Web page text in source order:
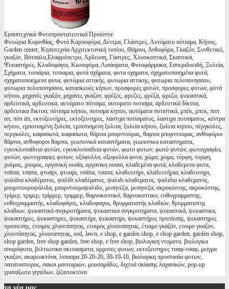
Ερασιτεχνικά Φυτοπροστατευτικά Προιόντα
Φυτώρια Κορινθίας, Φυτά Καρποφόρα, Δέντρα, Γλάστρες, Αυτόματο πότισμα, Κήπος,
Garden center, Κηποτεχνία Αρχιτεκτονική τοπίου, Θάμνοι, Ανθοφόρα, Γκαζόν, Συνθετικό,
γκαζόν, Βότσαλα,Ελαφρόπετρα, Αρδευση, Γάστρες, Χλοοκοπτικά, Σκαπτικά,
Ψεκαστήρες, Κλαδοφάγοι, Κωνοφόρα, Λιπάσματα, Φυτοφάρμακα, Εσπεριδοειδή, Ξυλεία,
Σχήματα, τοπιάρια, τοπιαρια, φυτά σχήματα, φυτα σχηματα, σχηματοποιημένα φυτά,
σχηματοποιημενα φυτα, φυτώρια αττικής, φυτωρια αττικης, φυτωρια πελοπονησσου,
φυτωρια πελοπονησσου, κατασκευές κήπων, προσφορές φυτών, προσφορες φυτων, φυτά
κήπου, μηχανές γκαζόν, μηχανες γκαζον, φρέζες, φρεζες, φρέζα, φρεζα, ψεκαστικά,
αρδευτικά, αρδευτικα, αυτόματο πότισμα, αυτοματο ποτισμα, αρδευτικά δίκτυα,
αρδευτικα δικτυα, πότισμα κήπου, ποτισμα κηπου, αυτόματα ποτιστικά, μπέκ, μπεκ, ποπ
απ, πόπ άπ, εκτοξευτήρες, εκτοξευτηρες, λάστιχα ποτίσματος, λαστιχα ποτισματος, κέντρα
κήπου, εμποτισμένη ξυλεία, εμποτισμενη ξυλεια, ξυλεία κήπου, ξυλεια κηπου, πέργκολες,
περγκολες, καφασωτά, καφασωτα, θάμνοι μπορντούρας, θαμνοι μπορντουρας, ανθοφόροι
θάμνοι, ανθοφοροι θαμνοι, γεωπονικά καταστήματα, γεωπονικα καταστηματα,
εγκυκλοπαίδεια φυτών, εγκυκλοπαιδεια φυτών, φωτο φυτων, φωτό φυτών, φωτογραφίες
φυτών, φωτογραφιες φυτων, οξύφυλλα, οξυφυλλα φυτα, χώμα, χωμα, τύρφη, τυρφη,
χούμος, χουμος, οργανική ουσία, οργανικη ουσια, κλαδεμένα φυτά, κλαδεμενα φυτα,
τσάπα, τσαπα, φτυάρι, φτυαρι, τσάπα, τσαπα, κλαδευτήρι, κλαδευτήρια, κλαδευτηρι,
ψαλίδια κλαδέματος, ψαλίδι κλαδέματος, ψαλιδι κλαδεματος, ψαλιδια κλαδεματος,
μπορντουροψάλιδα, μπορντουροψαλιδο, μεσηνέζα, μεσηνεζα, ακροκόπτης, ακροκόπτης,
τρίμερ, τριμερ, τρίμμερ, τριμμερ, θαμνοκοπτικό, θαμνοκοπτικο, ευθυγραμμιστης,
ευθυγραμμιστής, κλαδοφάγος, κλαδοφαγος, θρυμματιστής κλαδιών, θρυμματιστης
κλαδιων, ψεκαστικά συγκροτήματα, ψεκαστικα συγκροτηματα, ψεκαστικά, ψεκαστικα,
ψεκαστήρες, ψεκαστηρες, ψεκαστήρι, ψεκαστηρι, ψεκαστήρες προπίεσης, ψεκαστηρες
προπιεσης, έτοιμος χλοοτάπητας, ετοιμος χλοοταπητας, έτοιμο γκαζόν, ετοιμο γκαζον,
χλοοτάπητας, χλοοταπητας, sod, lawn, e shop, e garden shop, e shop garden, garden shop,
shop garden, free shop garden, free shop, e free shop, βιολογικη ντοματα, βιολογικα
σπορόφυτα, βελτιωτικα σκευασματα, ορμονες φυτων, εκτοξευτηρες τσαφ-τσαφ, μειγμα
γκαζον, ακαρεοκτόνα, λιπασμα 20-20-20, 30-10-10, βιολογικη προστασία φυτων,
πατατοσπορος, σακοι μανιταριών, μουσαμάδες, διχτυά σκίασης λαχανικών, pop-up
γραναζωτα γηπέδων, ζιζανιοκτόνα